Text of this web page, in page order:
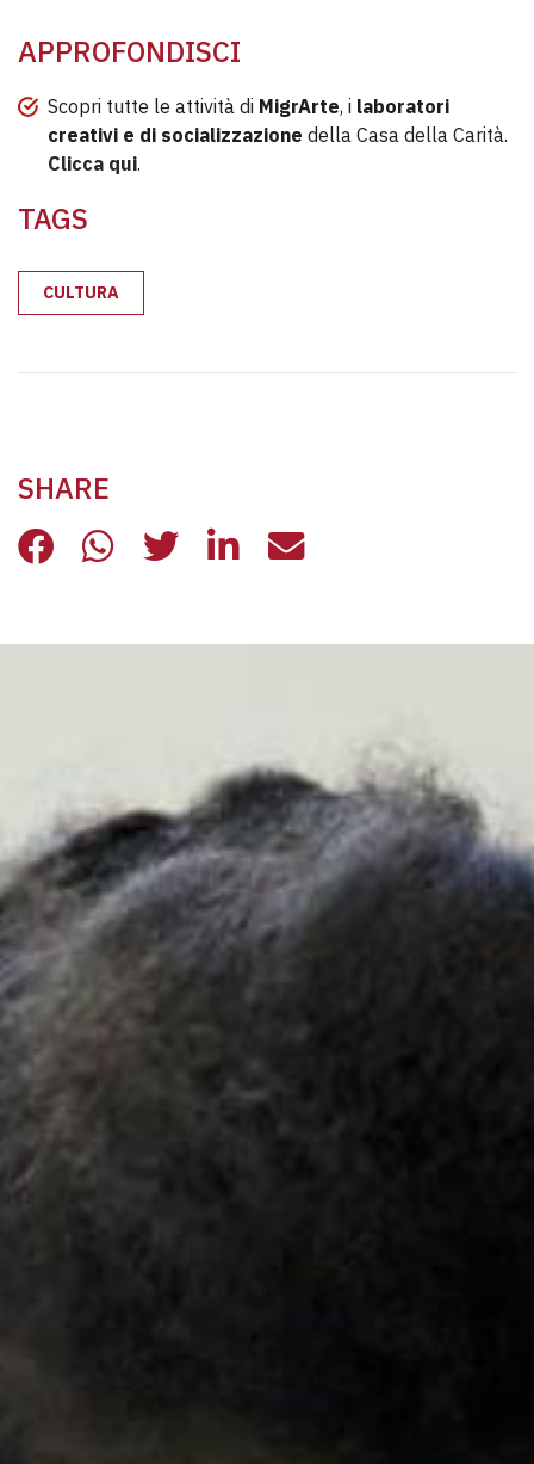
APPROFONDISCI
Scopri tutte le attività di MigrArte, i laboratori
creativi e di socializzazione della Casa della Carità.
Clicca qui.
TAGS
CULTURA
SHARE
INVITO A TEATRO
INVITO A TEATRO
INVITO A TEATRO
INVITO A TEATRO
INVITO A